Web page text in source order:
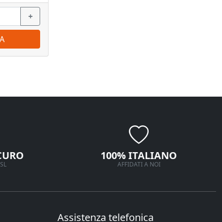
+
100% ITALIANO
AFFIDATI A NOI
Assistenza telefonica